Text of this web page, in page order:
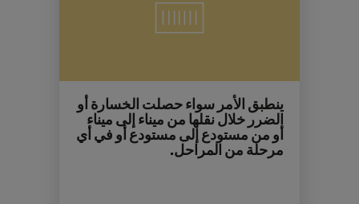
ينطبق الأمر سواء حصلت الخسارة أو
الضرر خلال نقلها من ميناء إلى ميناء
أو من مستودع إلى مستودع أو في أي
مرحلة من المراحل.